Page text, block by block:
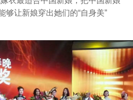
够让新娘穿出她们的“自身美”